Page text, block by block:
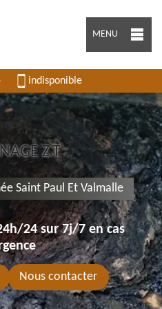
MENU
indisponible
Z.T
Saint Paul Et Valmalle
24 sur 7j/7 en cas
Nous contacter